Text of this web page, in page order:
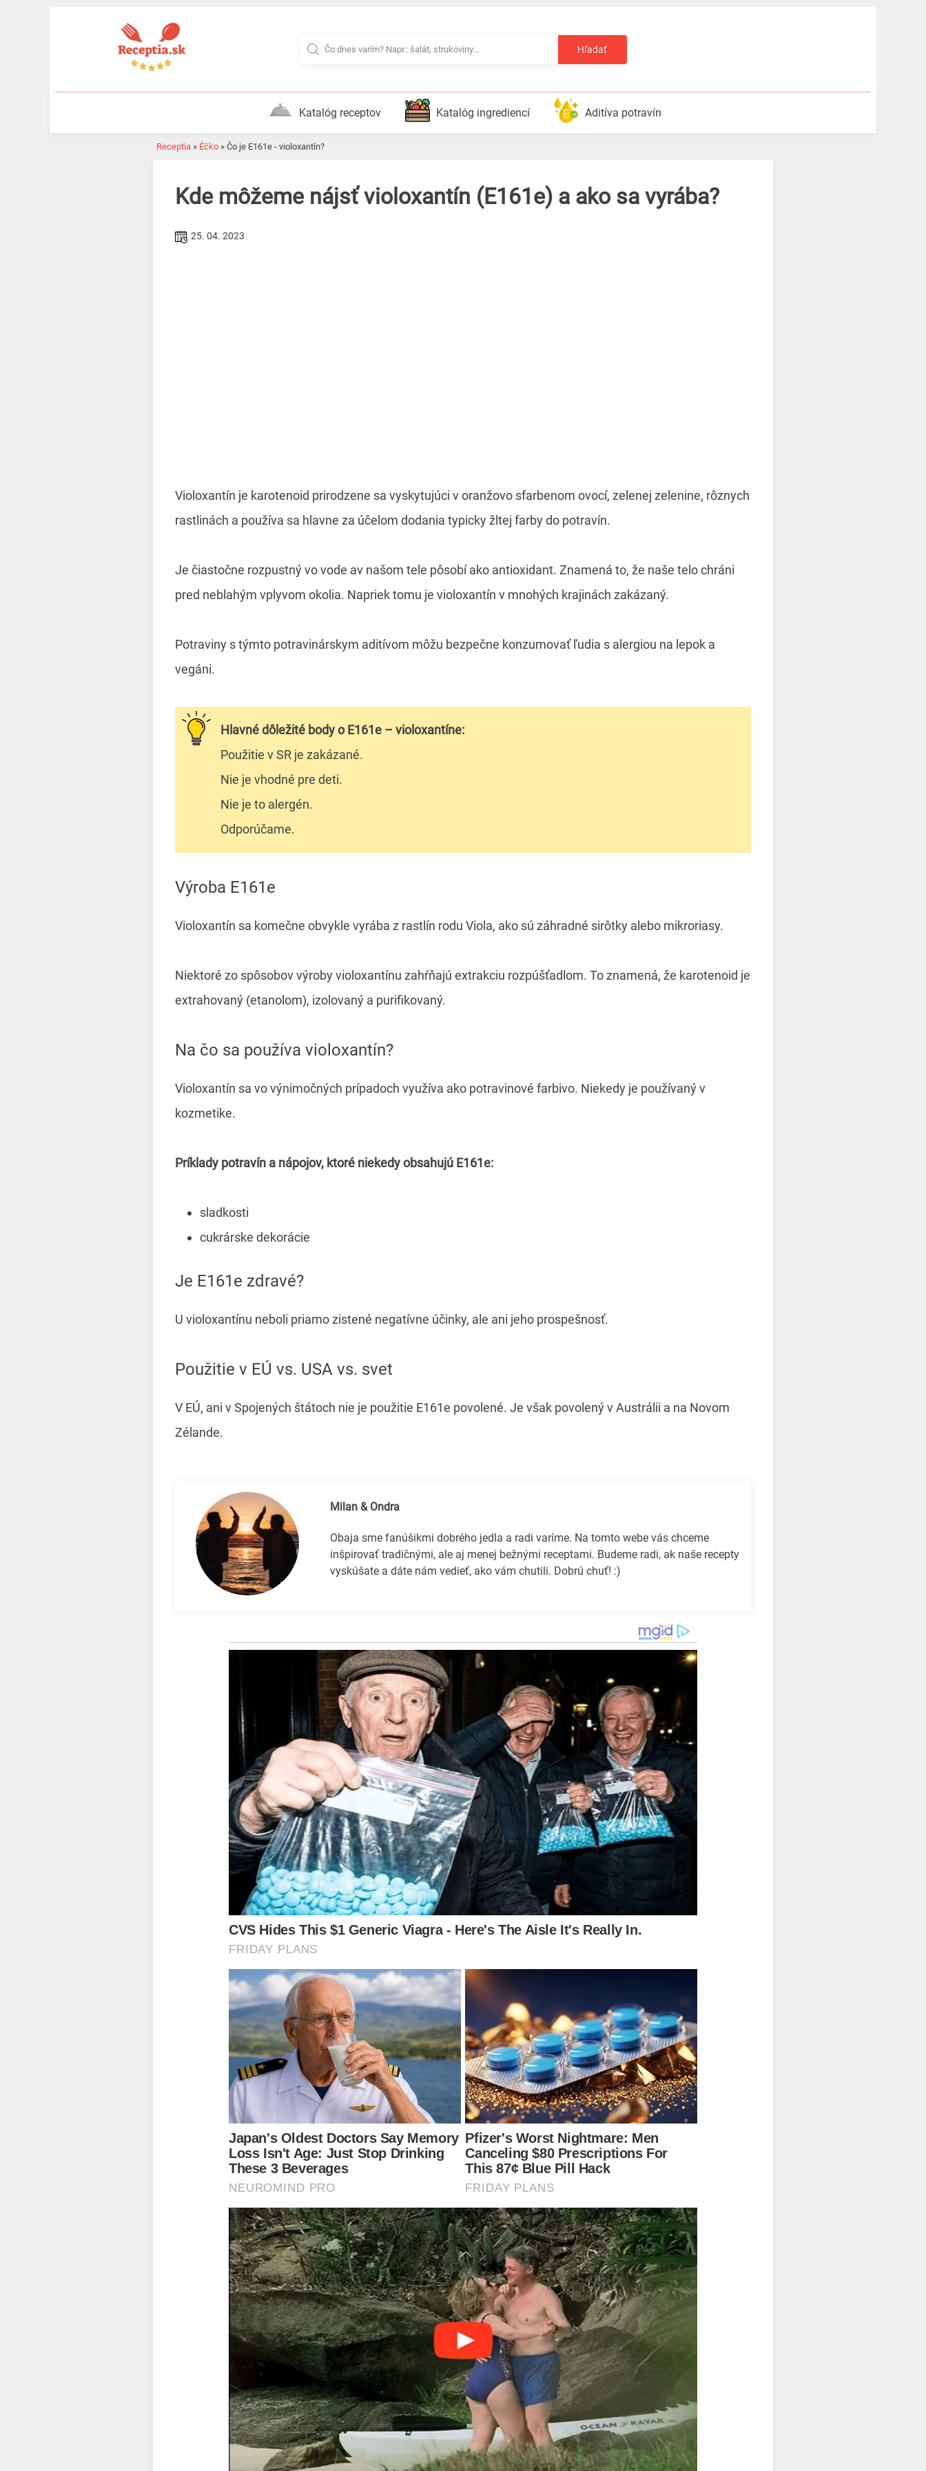
Hľadať
Katalóg receptov Katalóg ingrediencí Aditíva potravín
Receptia » Éčko » Čo je E161e - violoxantín?
Kde môžeme nájsť violoxantín (E161e) a ako sa vyrába?
25. 04. 2023
Violoxantín je karotenoid prirodzene sa vyskytujúci v oranžovo sfarbenom ovocí, zelenej zelenine, rôznych
rastlinách a používa sa hlavne za účelom dodania typicky žltej farby do potravín.
Je čiastočne rozpustný vo vode av našom tele pôsobí ako antioxidant. Znamená to, že naše telo chráni
pred neblahým vplyvom okolia. Napriek tomu je violoxantín v mnohých krajinách zakázaný.
Potraviny s týmto potravinárskym aditívom môžu bezpečne konzumovať ľudia s alergiou na lepok a
vegáni.
Hlavnédôležité body o E161e – violoxantíne:
Použitie v SR je zakázané.
Nie je vhodné pre deti.
Nie je to alergén.
Odporúčame.
Výroba E161e
Violoxantín sa komečne obvykle vyrába z rastlín rodu Viola, ako sú záhradné sirôtky alebo mikroriasy.
Niektoré zo spôsobov výroby violoxantínu zahŕňajú extrakciu rozpúšťadlom. To znamená, že karotenoid je
extrahovaný (etanolom), izolovaný a purifikovaný.
Na čo sa používa violoxantín?
Violoxantín sa vo výnimočných prípadoch využíva ako potravinové farbivo. Niekedy je používaný v
kozmetike.
Príklady potravín a nápojov, ktoré niekedy obsahujú E161e:
sladkosti
cukrárske dekorácie
Je E161e zdravé?
U violoxantínu neboli priamo zistené negatívne účinky, ale ani jeho prospešnosť.
Použitie v EÚ vs. USA vs. svet
V EÚ, ani v Spojených štátoch nie je použitie E161e povolené. Je však povolený v Austrálii a na Novom
Zélande.
Milan & Ondra
Obaja sme fanúšikmi dobrého jedla a radi varíme. Na tomto webe vás chceme
inšpirovať tradičnými, ale aj menej bežnými receptami. Budeme radi, ak naše recepty
vyskúšate a dáte nám vedieť, ako vám chutili. Dobrú chuť! :)